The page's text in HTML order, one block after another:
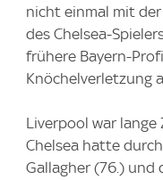
nicht einmal mit
des Chelsea-
frühere Bayern-
Knöchelverletzung
Liverpool war
Chelsea hatte
Gallagher (76.) und